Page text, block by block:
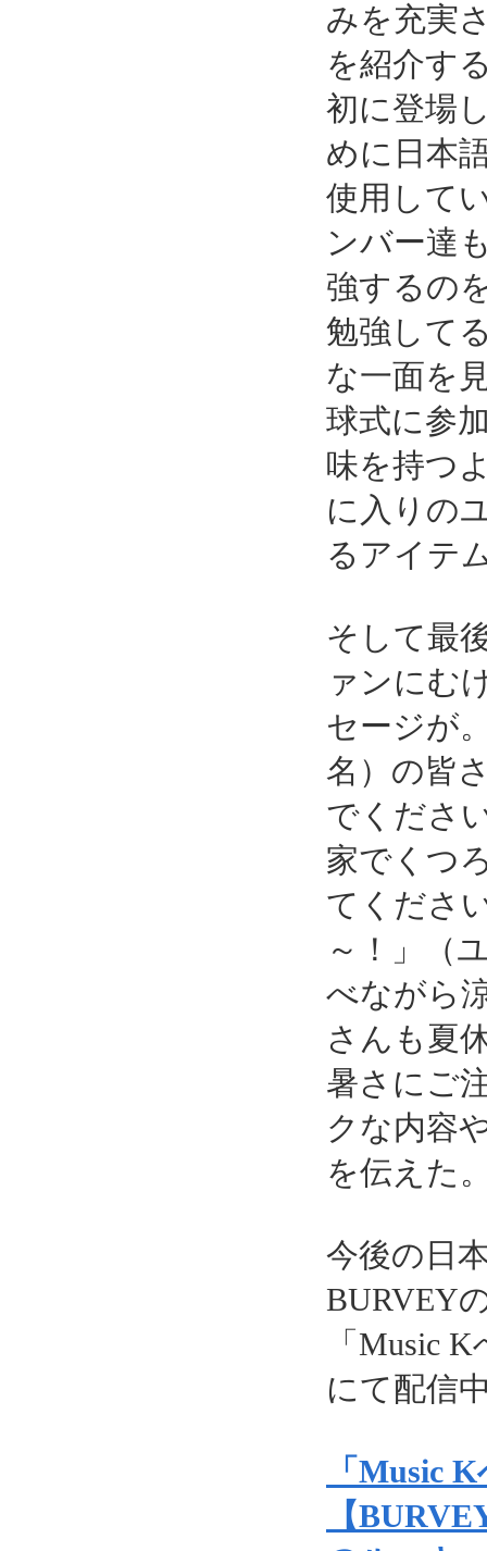
みを充実
を紹介す
初に登場
めに日本
使用して
ンバー達
強するの
勉強して
な一面を
球式に参
味を持つ
に入りの
るアイテ
そして最
ァンにむ
セージが
名）の皆
でくださ
家でくつ
てくださ
～！」（
べながら
さんも夏
暑さにご
クな内容
を伝えた
今後の日
BURVEY
「Music
にて配信
「Music
【